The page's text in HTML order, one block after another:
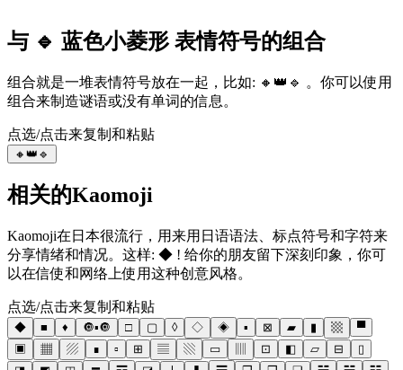
与 🔹 蓝色小菱形 表情符号的组合
组合就是一堆表情符号放在一起，比如: 🔸👑🔹 。你可以使用
组合来制造谜语或没有单词的信息。
点选/点击来复制和粘贴
🔸👑🔹
相关的Kaomoji
Kaomoji在日本很流行，用来用日语语法、标点符号和字符来
分享情绪和情况。这样: ◆ ! 给你的朋友留下深刻印象，你可
以在信使和网络上使用这种创意风格。
点选/点击来复制和粘贴
◆ ■ ♦ 🔘▪🔘 □ ▢ ◊ ◇ ◈ ▪ ⊠ ▰ ▮ ▩
▀
▣
▦ ▨ ∎ ▫ ⊞ ▤ ▧ ▭ ⊡ ◧ ▱ ⊟
▯